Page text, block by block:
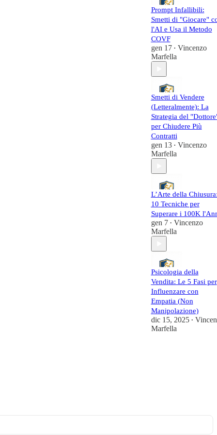
BUSINESS AL
LIVELLO
SUCCESSIVO:
🤝 UNISCITI
ALLA TRUPPA:
Seguimi sul mio
https://
lla.site/
Ricorda: Nel
di oggi, o sei Smart
sei fuori.
Prompt Infallibili:
Smetti di "Giocare"
l'AI e Usa il Metodo
COVF
gen 17 • Vincenzo
Marfella
Smetti di Vendere
(Letteralmente): La
Strategia del
per Chiudere Più
Contratti
gen 13 • Vincenzo
Marfella
L’Arte della
10 Tecniche per
Superare i 100K
gen 7 • Vincenzo
Marfella
Psicologia della
Vendita: Le 5 Fasi per
Influenzare con
Empatia (Non
Manipolazione)
dic 15, 2025 •
Marfella